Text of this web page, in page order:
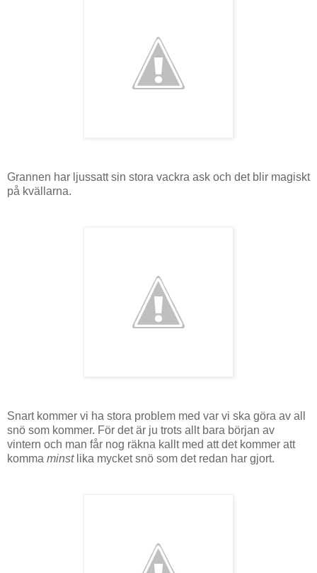
Grannen har ljussatt sin stora vackra ask och det blir magiskt
på kvällarna.
Snart kommer vi ha stora problem med var vi ska göra av all
snö som kommer. För det är ju trots allt bara början av
vintern och man får nog räkna kallt med att det kommer att
komma minst lika mycket snö som det redan har gjort.